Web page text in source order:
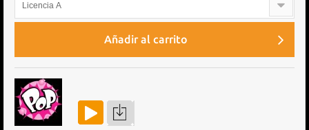
Licencia A
Añadir al carrito